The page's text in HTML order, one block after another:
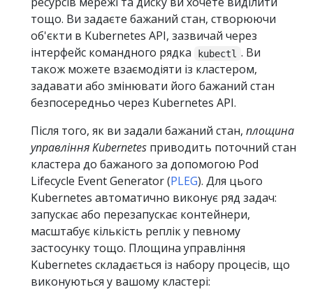
тощо. Ви задаєте бажаний стан, створюючи
об'єкти в Kubernetes API, зазвичай через
інтерфейс командного рядка
kubectl . Ви
також можете взаємодіяти із кластером,
задавати або змінювати його бажаний стан
безпосередньо через Kubernetes API.
Після того, як ви задали бажаний стан, площина
управління Kubernetes приводить поточний стан
кластера до бажаного за допомогою Pod
Lifecycle Event Generator (PLEG). Для цього
Kubernetes автоматично виконує ряд задач:
запускає або перезапускає контейнери,
масштабує кількість реплік у певному
застосунку тощо. Площина управління
Kubernetes складається із набору процесів, що
виконуються у вашому кластері: